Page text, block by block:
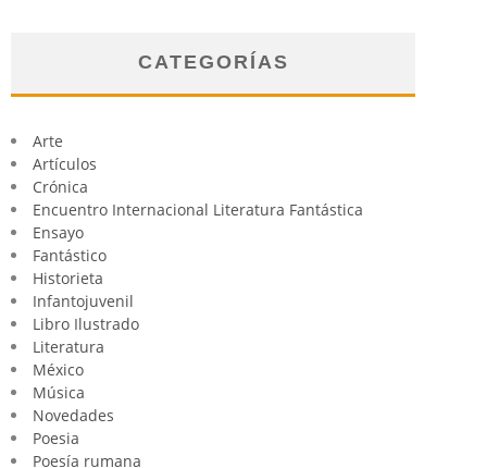
CATEGORÍAS
Arte
Artículos
Crónica
Encuentro Internacional Literatura Fantástica
Ensayo
Fantástico
Historieta
Infantojuvenil
Libro Ilustrado
Literatura
México
Música
Novedades
Poesia
Poesía rumana